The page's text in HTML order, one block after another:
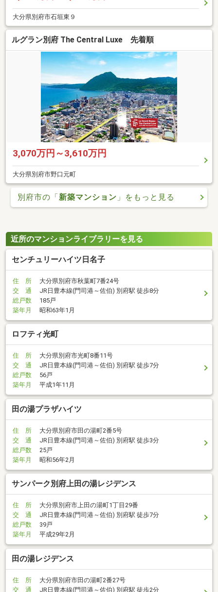
大分県別府市石垣東９
ルグラン別府 The Central Luxe 先着順
3,070万円～3,610万円
大分県別府市野口元町
別府市の「新築マンション 」をもっと見る
近所のマンションライブラリーを見る
センチュリーハイツ日名子
住 所
大分県別府市秋葉町7番24号
交 通
JR日豊本線(門司港～佐伯) 別府駅 徒歩8分
総戸数
185戸
築年月
昭和63年1月
ロフティ光町
住 所
大分県別府市光町8番11号
交 通
JR日豊本線(門司港～佐伯) 別府駅 徒歩7分
総戸数
56戸
築年月
平成1年11月
田の湯プラザハイツ
住 所
大分県別府市田の湯町2番5号
交 通
JR日豊本線(門司港～佐伯) 別府駅 徒歩3分
総戸数
25戸
築年月
昭和56年2月
サンパーク別府上田の湯レジデンス
住 所
大分県別府市上田の湯町1丁目29番
交 通
JR日豊本線(門司港～佐伯) 別府駅 徒歩7分
総戸数
39戸
築年月
平成29年2月
田の湯レジデンス
住 所
大分県別府市田の湯町2番27号
交 通
JR日豊本線(門司港～佐伯) 別府駅 徒歩2分